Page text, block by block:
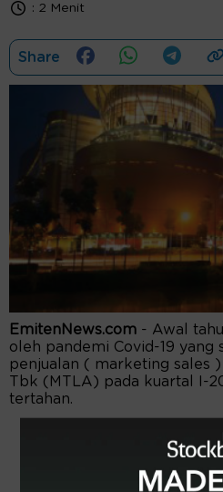
: 2 Menit
Share
EmitenNews.com - Awal
oleh pandemi Covid-19 yang
penjualan ( marketing sales
Tbk (MTLA) pada kuartal I-
tertahan.